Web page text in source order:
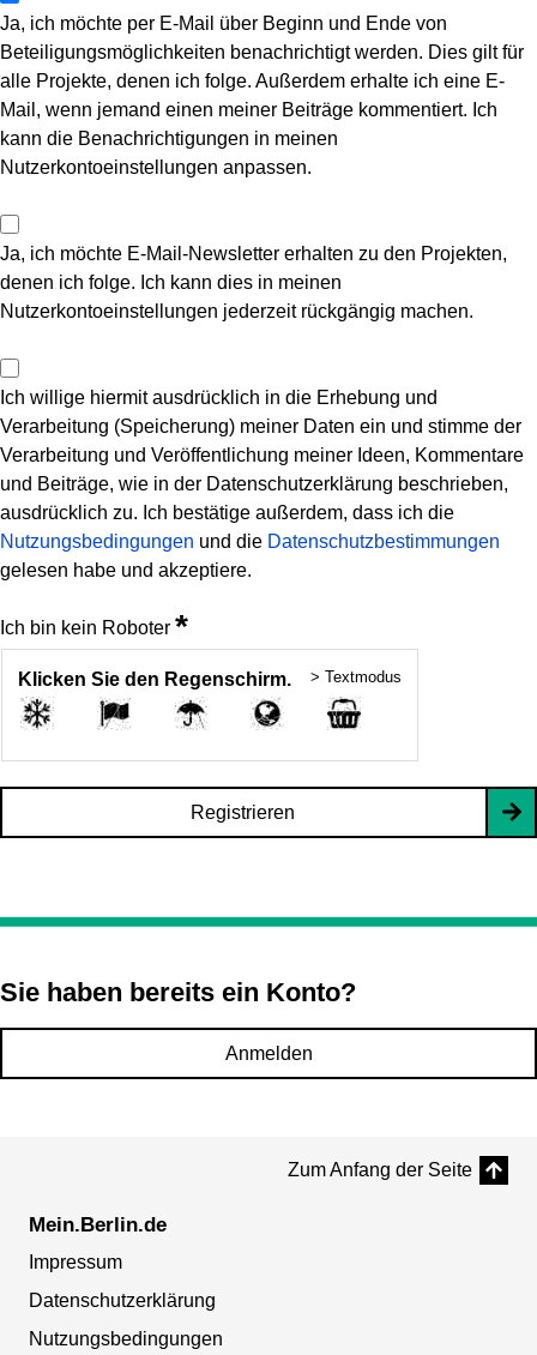
Ja, ich möchte per E-Mail über Beginn und Ende von
Beteiligungsmöglichkeiten benachrichtigt werden. Dies gilt für
alle Projekte, denen ich folge. Außerdem erhalte ich eine E-
Mail, wenn jemand einen meiner Beiträge kommentiert. Ich
kann die Benachrichtigungen in meinen
Nutzerkontoeinstellungen anpassen.
Ja, ich möchte E-Mail-Newsletter erhalten zu den Projekten,
denen ich folge. Ich kann dies in meinen
Nutzerkontoeinstellungen jederzeit rückgängig machen.
Ich willige hiermit ausdrücklich in die Erhebung und
Verarbeitung (Speicherung) meiner Daten ein und stimme der
Verarbeitung und Veröffentlichung meiner Ideen, Kommentare
und Beiträge, wie in der Datenschutzerklärung beschrieben,
ausdrücklich zu. Ich bestätige außerdem, dass ich die
Nutzungsbedingungen und die Datenschutzbestimmungen
gelesen habe und akzeptiere.
Ich bin kein Roboter *
Klicken Sie den Regenschirm. > Textmodus
Registrieren
Sie haben bereits ein Konto?
Anmelden
Zum Anfang der Seite
Mein.Berlin.de
Impressum
Datenschutzerklärung
Nutzungsbedingungen